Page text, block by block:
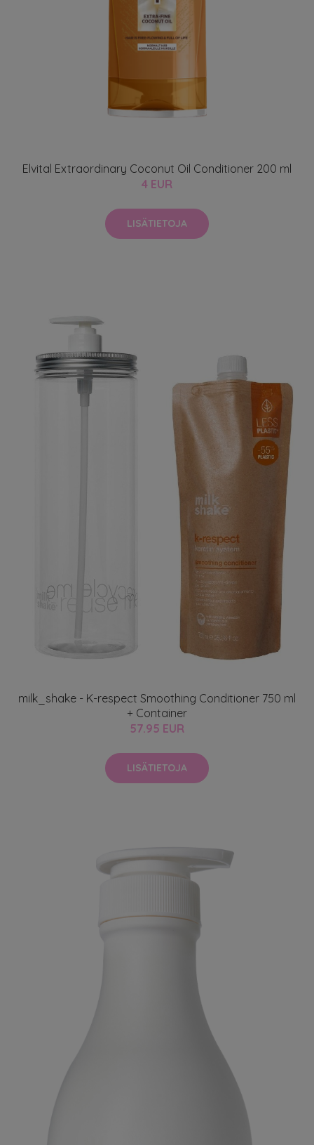
Elvital Extraordinary Coconut Oil Conditioner 200 ml
4 EUR
LISÄTIETOJA
milk_shake - K-respect Smoothing Conditioner 750 ml
+ Container
57.95 EUR
LISÄTIETOJA